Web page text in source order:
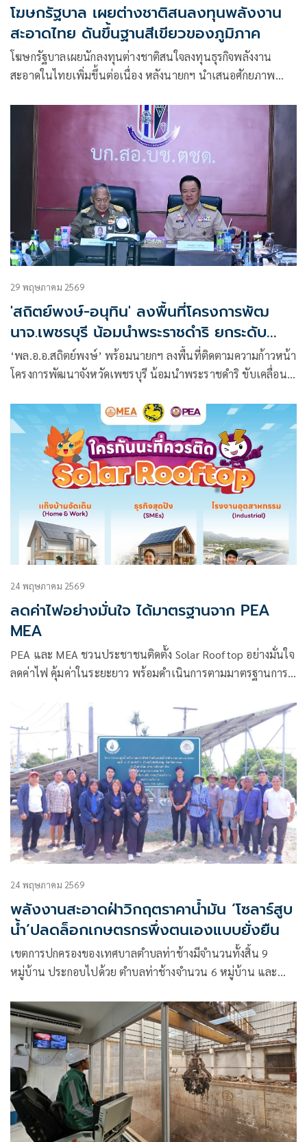
โฆษกรัฐบาล เผยต่างชาติสนลงทุนพลังงาน
สะอาดไทย ดันขึ้นฐานสีเขียวของภูมิภาค
โฆษกรัฐบาลเผยนักลงทุนต่างชาติสนใจลงทุนธุรกิจพลังงาน
สะอาดในไทยเพิ่มขึ้นต่อเนื่อง หลังนายกฯ นำเสนอศักยภาพ
29 พฤษภาคม 2569
'สถิตย์พงษ์-อนุทิน' ลงพื้นที่โครงการพัฒ
นาจ.เพชรบุรี น้อมนำพระราชดำริ ยกระดับ
คุณภาพชีวิต
‘พล.อ.อ.สถิตย์พงษ์’ พร้อมนายกฯ ลงพื้นที่ติดตามความก้าวหน้า
โครงการพัฒนาจังหวัดเพชรบุรี น้อมนำพระราชดำริ ขับเคลื่อน
24 พฤษภาคม 2569
ลดค่าไฟอย่างมั่นใจ ได้มาตรฐานจาก PEA
MEA
PEA และ MEA ชวนประชาชนติดตั้ง Solar Rooftop อย่างมั่นใจ
ลดค่าไฟ คุ้มค่าในระยะยาว พร้อมดำเนินการตามมาตรฐานการ
24 พฤษภาคม 2569
พลังงานสะอาดฝ่าวิกฤตราคาน้ำมัน ‘โซลาร์สูบ
น้ำ’ปลดล็อกเกษตรกรพึ่งตนเองแบบยั่งยืน
เขตการปกครองของเทศบาลตำบลท่าช้างมีจำนวนทั้งสิ้น 9
หมู่บ้าน ประกอบไปด้วย ตำบลท่าช้างจำนวน 6 หมู่บ้าน และ